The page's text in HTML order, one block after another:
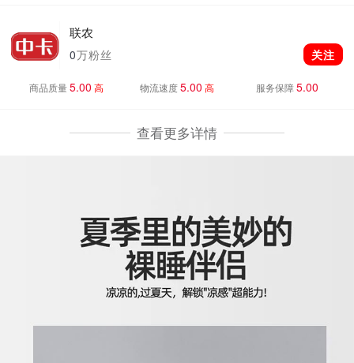
联农
0万粉丝 关注
商品质量5.00 高 物流速度5.00 高 服务保障5.00
查看更多详情